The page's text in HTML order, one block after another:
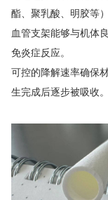
酯、聚乳酸、明胶等
血管支架能够与机体
免炎症反应。
可控的降解速率确保
生完成后逐步被吸收。